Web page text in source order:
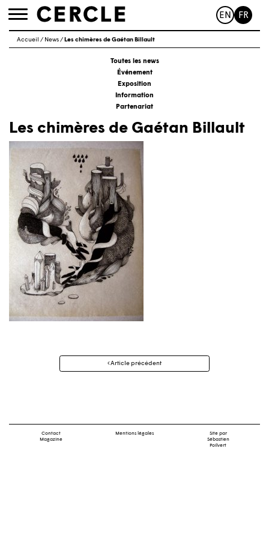
Toggle
EN FR
Accueil / News/ Les chimères de Gaétan Billault
Toutes les news
Événement
Exposition
Information
Partenariat
Les chimères de Gaétan Billault
Navigation
Article précédent
Contact
Magazine
Mentions légales
Site par
Sébastien
Poilvert